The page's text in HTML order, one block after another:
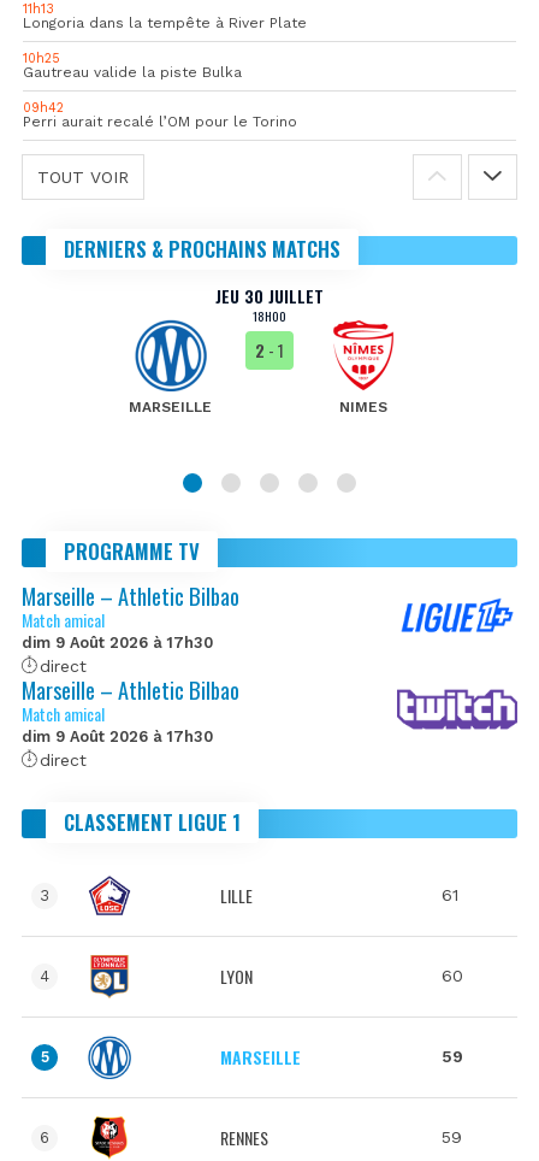
11h13
Longoria dans la tempête à River Plate
10h25
Gautreau valide la piste Bulka
09h42
Perri aurait recalé l’OM pour le Torino
TOUT VOIR
DERNIERS & PROCHAINS MATCHS
JEU 30 JUILLET
18H00
MARSEILLE
2 - 1
NIMES
PROGRAMME TV
Marseille – Athletic Bilbao
Match amical
dim 9 Août 2026 à 17h30
direct
Marseille – Athletic Bilbao
Match amical
dim 9 Août 2026 à 17h30
direct
CLASSEMENT LIGUE 1
3 LILLE 61
4 LYON 60
5 MARSEILLE 59
6 RENNES 59